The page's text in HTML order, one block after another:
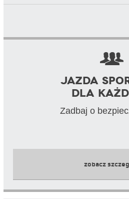
Jazda
dla
Zadbaj o
zobacz